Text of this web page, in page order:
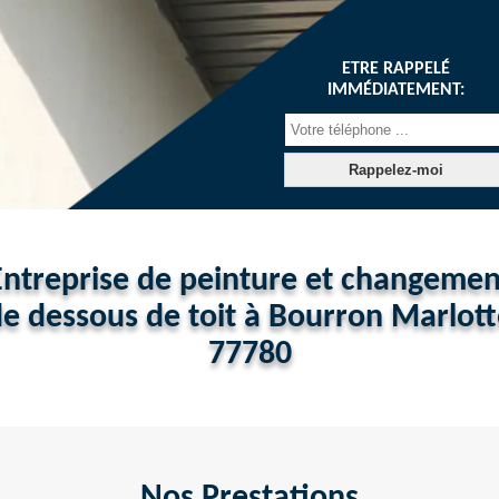
ETRE RAPPELÉ
IMMÉDIATEMENT:
de peinture et
dessous de toit à Bourron
77780